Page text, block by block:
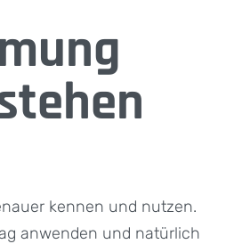
kennen und nutzen.
anwenden und natürlich